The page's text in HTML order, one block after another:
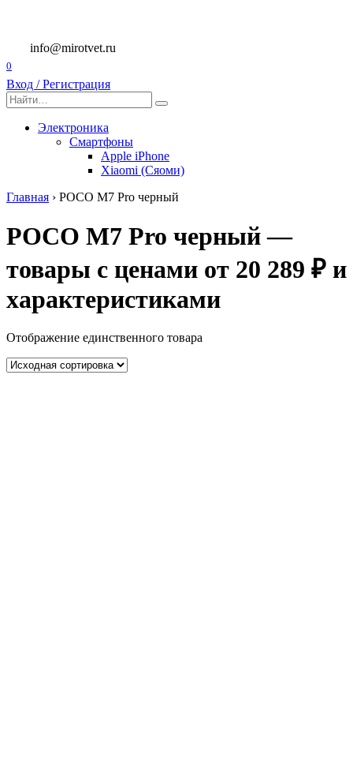
содержанию
info@mirotvet.ru
0
Вход / Регистрация
Search
for:
Электроника
Смартфоны
Apple iPhone
Xiaomi (Сяоми)
Главная › POCO M7 Pro черный
POCO M7 Pro черный —
товары с ценами от 20 289 ₽ и
характеристиками
Отображение единственного товара